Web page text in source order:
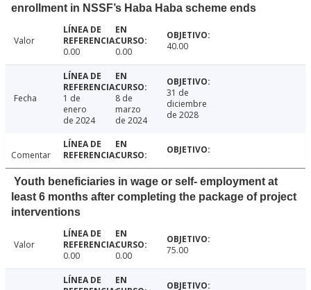
enrollment in NSSF’s Haba Haba scheme ends
Valor
0.00
0.00 40.00
Fecha
1 de
enero
de 2024
8 de
marzo
de 2024
31 de
diciembre
de 2028
Comentar
Youth beneficiaries in wage or self- employment at
least 6 months after completing the package of project
interventions
Valor
0.00
0.00 75.00